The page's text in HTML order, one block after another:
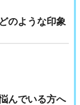
のような印象
んでいる方へ